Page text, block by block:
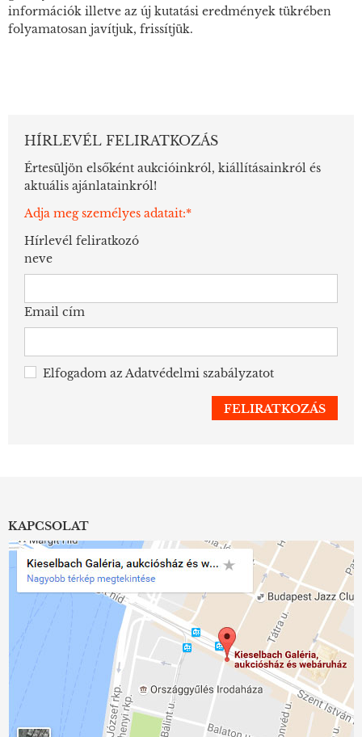
információk illetve az új kutatási eredmények tükrében
folyamatosan javítjuk, frissítjük.
HÍRLEVÉL FELIRATKOZÁS
Értesüljön elsőként aukcióinkról, kiállításainkról és
aktuális ajánlatainkról!
Adja meg személyes adatait:*
Hírlevél feliratkozó
neve
Email cím
Elfogadom azAdatvédelmi szabályzatot
KAPCSOLAT